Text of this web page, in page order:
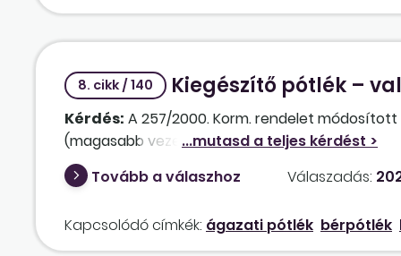
8. cikk / 140 Kiegészítő pótlék –
Kérdés: A 257/2000. Korm. rendelet
(magasabb vezető) a vezetői pótlék és az
Tovább a válaszhoz
Válaszadás:
Kapcsolódó címkék: ágazati pótlék bérpótlék